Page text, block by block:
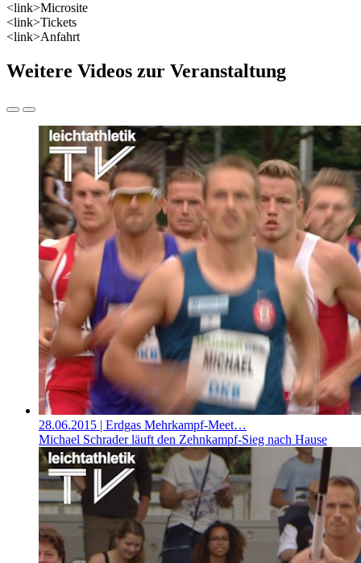
<link>Microsite
<link>Tickets
<link>Anfahrt
Weitere Videos zur Veranstaltung
28.06.2015 | Erdgas Mehrkampf-Meet…
Michael Schrader läuft den Zehnkampf-Sieg nach Hause